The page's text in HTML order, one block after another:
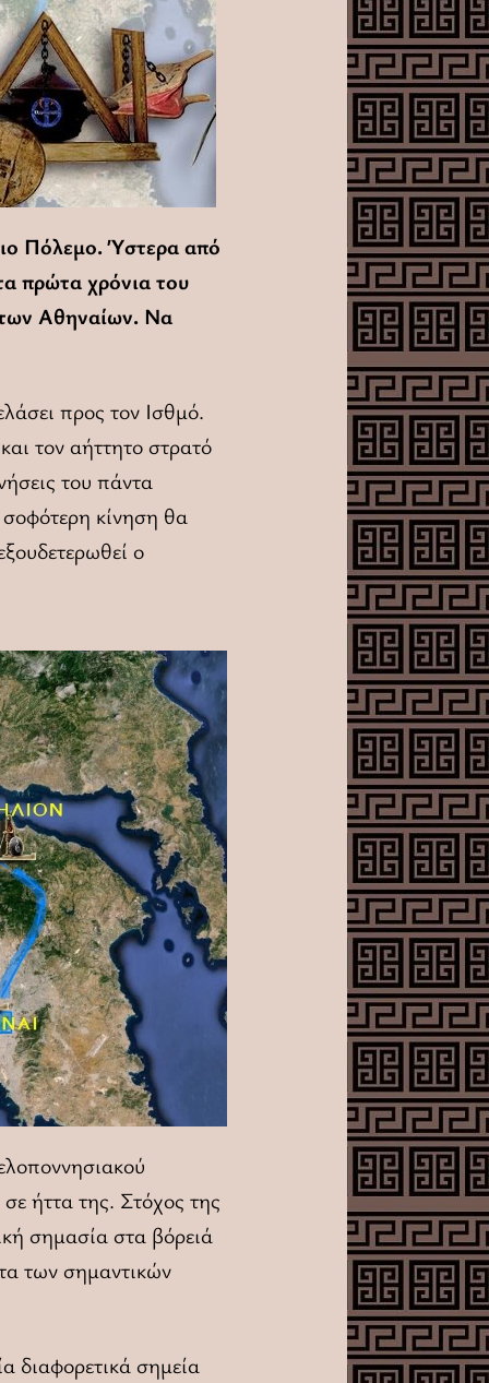
Πόλεμο. Ύστερα από
πρώτα χρόνια του
των Αθηναίων. Να
προς τον Ισθμό.
τον αήττητο στρατό
του πάντα
κίνηση θα
ο
ήττα της. Στόχος της
σημασία στα βόρειά
των σημαντικών
διαφορετικά σημεία